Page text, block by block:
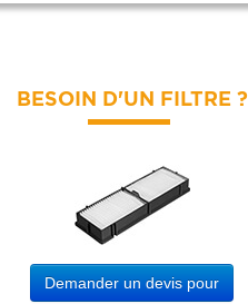
BESOIN D'UN FILTRE ?
Demander un devis pour